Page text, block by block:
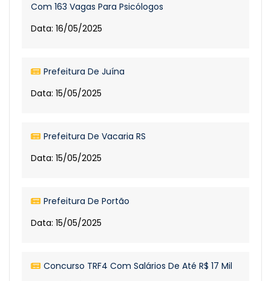
Com 163 Vagas Para Psicólogos
Data: 16/05/2025
Prefeitura De Juína
Data: 15/05/2025
Prefeitura De Vacaria RS
Data: 15/05/2025
Prefeitura De Portão
Data: 15/05/2025
Concurso TRF4 Com Salários De Até R$ 17 Mil